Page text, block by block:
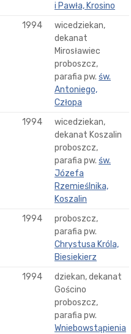
i Pawła, Krosino
1994
wicedziekan,
dekanat
Mirosławiec
proboszcz,
parafia pw. św.
Antoniego,
Człopa
1994
wicedziekan,
dekanat Koszalin
proboszcz,
parafia pw. św.
Józefa
Rzemieślnika,
Koszalin
1994
proboszcz,
parafia pw.
Chrystusa Króla,
Biesiekierz
1994
dziekan, dekanat
Gościno
proboszcz,
parafia pw.
Wniebowstąpienia